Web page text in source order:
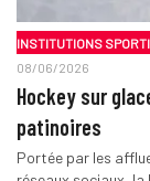
INSTITUTIONS
08/06/2026
Hockey sur
patinoires
Portée par les